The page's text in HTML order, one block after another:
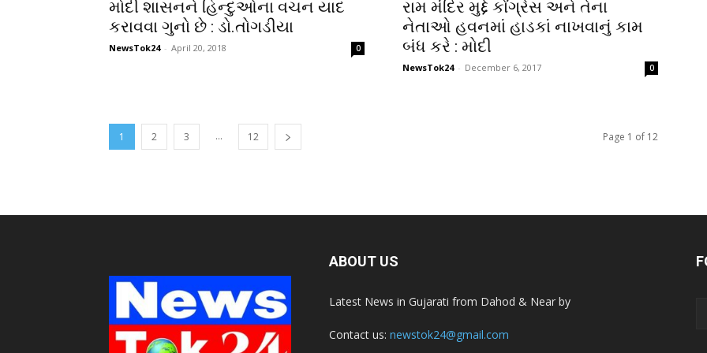
મોદી શાસનને હિન્દુઓના વચન યાદ
કરાવવા ગુનો છે : ડો.તોગડીયા
NewsTok24 - April 20, 2018 0
રામ મંદિર મુદ્દે કોંગ્રેસ અને તેના
નેતાઓ હવનમાં હાડકાં નાખવાનું કામ
બંધ કરે : મોદી
NewsTok24 - December 6, 2017 0
1 2 3 ... 12 Page 1 of 12
ABOUT US
Latest News in Gujarati from Dahod & Near by
Contact us: newstok24@gmail.com